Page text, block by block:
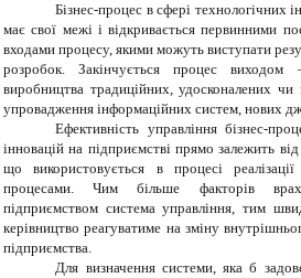
Бізнес-процес в сфері технологічних
має свої межі і відкривається первинними
входами процесу, якими можуть виступати
розробок. Закінчується процес виходом
виробництва традиційних, удосконалених
упровадження інформаційних систем, нових
Ефективність управління бізнес-
інновацій на підприємстві прямо залежить
що використовується в процесі
процесами. Чим більше факторів
підприємством система управління, тим
керівництво реагуватиме на зміну
підприємства.
Для визначення системи, яка б